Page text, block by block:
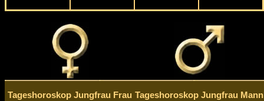
Tageshoroskop Jungfrau Frau Tageshoroskop Jungfrau Mann